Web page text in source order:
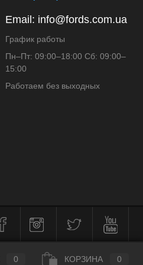
Email: info@fords.com.ua
График работы
Пн–Пт: 09:00–18:00 Сб: 09:00–
15:00
Работаем без выходных
0 КОРЗИНА 0